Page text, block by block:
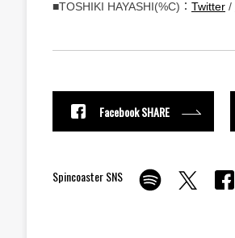
■TOSHIKI HAYASHI(%C)： Twitter /
Facebook SHARE
Spincoaster SNS